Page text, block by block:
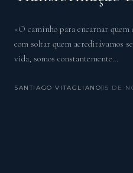
«O caminho para encarnar quem
com soltar quem acreditávamos
vida, somos constantemente…
SANTIAGO VITAGLIANO15 DE